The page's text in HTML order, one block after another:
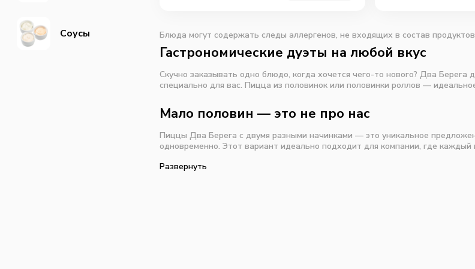
Соусы Блюда могут содержать следы аллергенов, не входящих в состав
Гастрономические дуэты на любой вкус
Скучно заказывать одно блюдо, когда хочется чего-то нового? Два
специально для вас. Пицца из половинок или половинки роллов —
Мало половин — это не про нас
Пиццы Два Берега с двумя разными начинками — это уникальное
одновременно. Этот вариант идеально подходит для компании, где
Развернуть